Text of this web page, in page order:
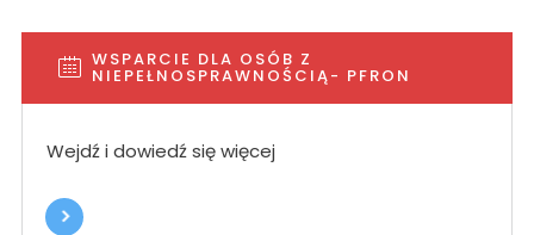
WSPARCIE DLA OSÓB Z
NIEPEŁNOSPRAWNOŚCIĄ- PFRON
Wejdź i dowiedź się więcej